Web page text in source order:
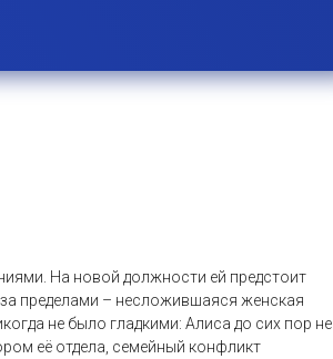
На новой должности ей предстоит
пределами – несложившаяся женская
не было гладкими: Алиса до сих пор не
её отдела, семейный конфликт